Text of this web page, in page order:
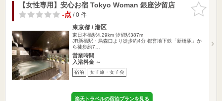
お気に入
りに追加
【女性専用】安心お宿 Tokyo Woman 銀座汐留店
-点/ 0 件
東京都 / 港区
東日本橋駅4.29km 汐留駅387m
JR新橋駅・烏森口より徒歩約4分 都営地下鉄「新橋駅」か
ら徒歩約7…
営業時間
入浴料金 ～
宿泊 女子旅・女子会
楽天トラベルの宿泊プランを見る